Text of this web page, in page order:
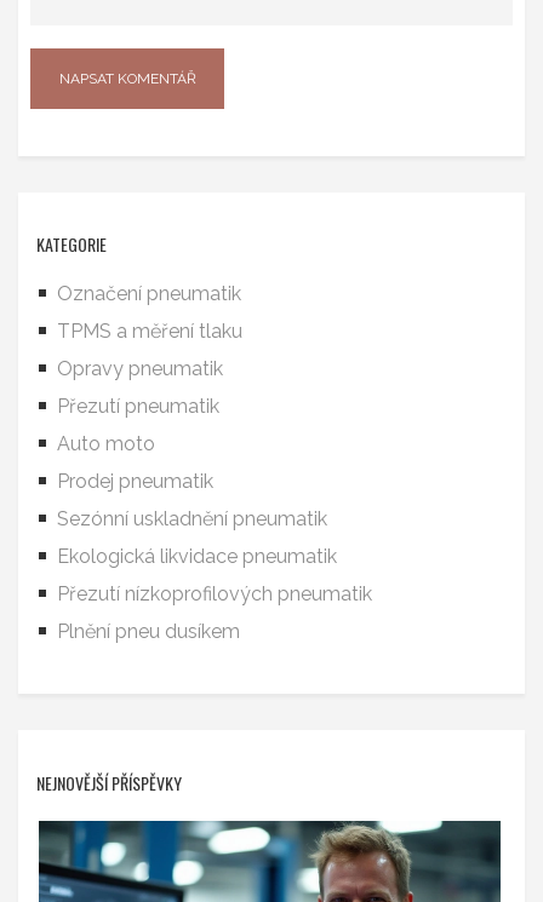
KATEGORIE
Označení pneumatik
TPMS a měření tlaku
Opravy pneumatik
Přezutí pneumatik
Auto moto
Prodej pneumatik
Sezónní uskladnění pneumatik
Ekologická likvidace pneumatik
Přezutí nízkoprofilových pneumatik
Plnění pneu dusíkem
NEJNOVĚJŠÍ PŘÍSPĚVKY